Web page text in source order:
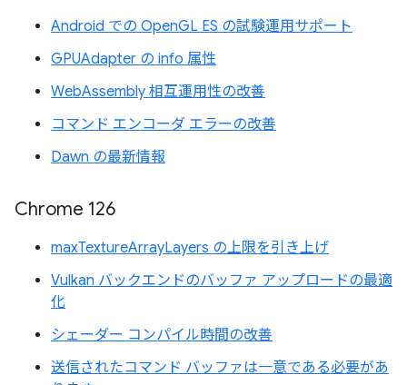
Android での OpenGL ES の試験運用サポート
GPUAdapter の info 属性
WebAssembly 相互運用性の改善
コマンド エンコーダ エラーの改善
Dawn の最新情報
Chrome 126
maxTextureArrayLayers の上限を引き上げ
Vulkan バックエンドのバッファ アップロードの最適
化
シェーダー コンパイル時間の改善
送信されたコマンド バッファは一意である必要があ